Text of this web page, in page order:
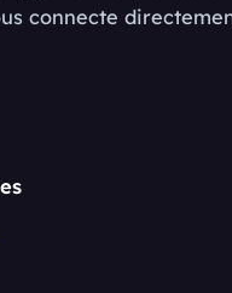
connecte